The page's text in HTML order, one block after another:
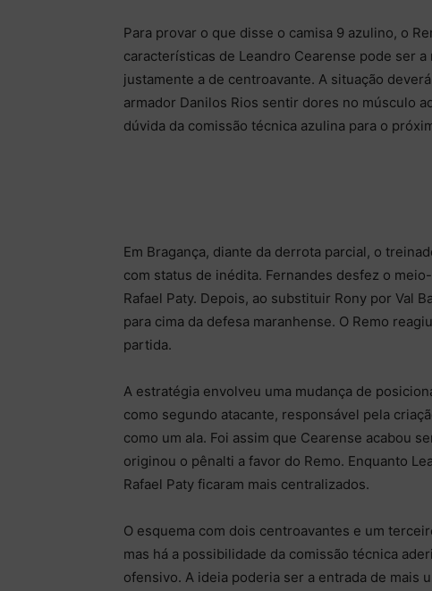
Para provar o que disse o camisa 9 azulino, o
características de Leandro Cearense pode ser
justamente a de centroavante. A situação
armador Danilos Rios sentir dores no músculo
dúvida da comissão técnica azulina para o
Em Bragança, diante da derrota parcial, o
com status de inédita. Fernandes desfez o
Rafael Paty. Depois, ao substituir Rony por Val
para cima da defesa maranhense. O Remo
partida.
A estratégia envolveu uma mudança de
como segundo atacante, responsável pela
como um ala. Foi assim que Cearense acabou
originou o pênalti a favor do Remo. Enquanto
Rafael Paty ficaram mais centralizados.
O esquema com dois centroavantes e um
mas há a possibilidade da comissão técnica
ofensivo. A ideia poderia ser a entrada de mais